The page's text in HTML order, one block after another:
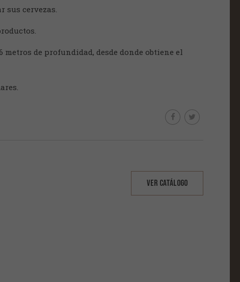
sus cervezas.
metros de profundidad, desde donde obtiene el
VER CATÁLOGO